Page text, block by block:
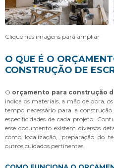
Clique nas imagens para ampliar
O QUE É O
CONSTRUÇÃO DE
O orçamento para construção
indica os materiais, a mão de obra,
tempo necessário para a
especificidades de cada projeto.
esse documento existem diversos
como localização, preparação do
outros cuidados pertinentes.